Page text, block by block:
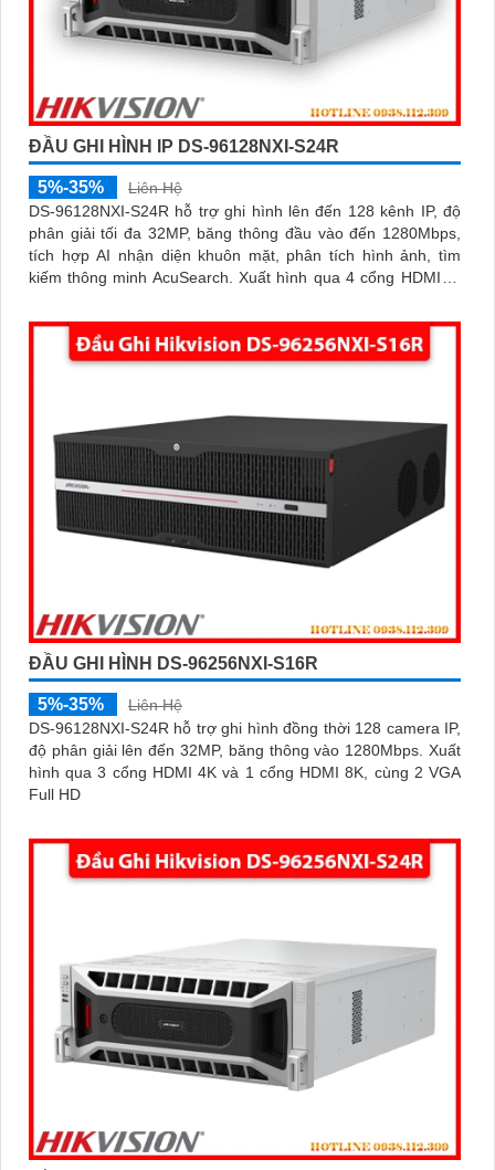
ĐẦU GHI HÌNH IP DS-96128NXI-S24R
5%-35%
Liên Hệ
DS-96128NXI-S24R hỗ trợ ghi hình lên đến 128 kênh IP, độ
phân giải tối đa 32MP, băng thông đầu vào đến 1280Mbps,
tích hợp AI nhận diện khuôn mặt, phân tích hình ảnh, tìm
kiếm thông minh AcuSearch. Xuất hình qua 4 cổng HDMI (3
ĐẦU GHI HÌNH DS-96256NXI-S16R
5%-35%
Liên Hệ
DS-96128NXI-S24R hỗ trợ ghi hình đồng thời 128 camera IP,
độ phân giải lên đến 32MP, băng thông vào 1280Mbps. Xuất
hình qua 3 cổng HDMI 4K và 1 cổng HDMI 8K, cùng 2 VGA
Full HD